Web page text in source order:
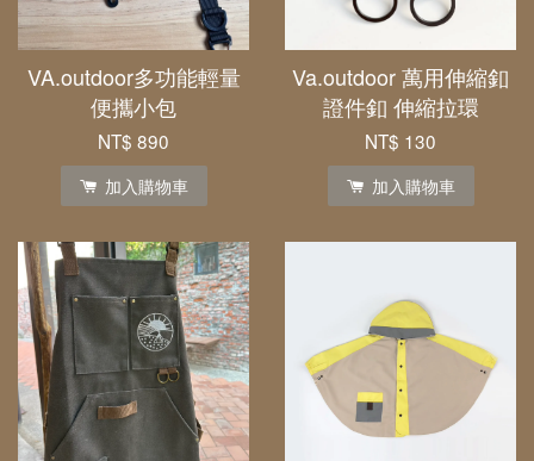
VA.outdoor多功能輕量
便攜小包
NT$ 890
加入購物車
Va.outdoor 萬用伸縮釦
證件釦 伸縮拉環
NT$ 130
加入購物車